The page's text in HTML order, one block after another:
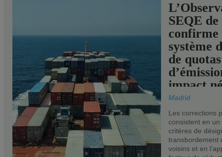
SEQE de
confirme
système
de quotas
impact
les ports
Madrid
Les corrections
consistent en
critères de
transbordement
voisins et en